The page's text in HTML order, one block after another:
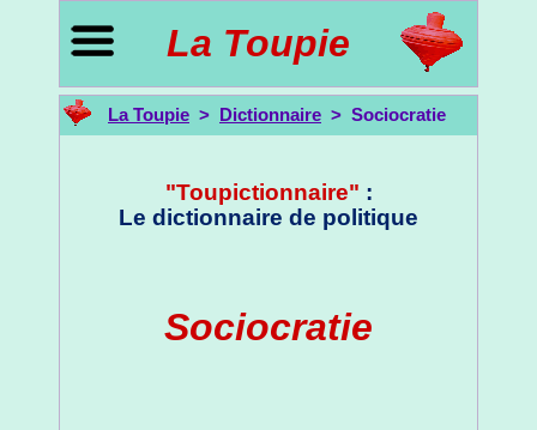
La Toupie
La Toupie > Dictionnaire > Sociocratie
"Toupictionnaire" :
Le dictionnaire de politique
Sociocratie